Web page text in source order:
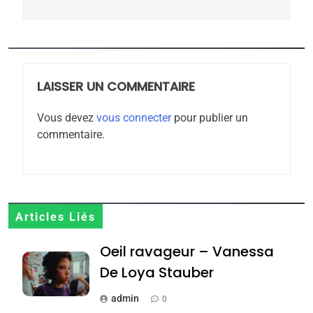
LAISSER UN COMMENTAIRE
Vous devez vous connecterpour publier un
commentaire.
Articles Liés
Oeil ravageur – Vanessa
De Loya Stauber
admin 0
2025, l’année la plus
rapport d’ADL contre
FRANCE ISRAÉL
6
Zrihen-Dvir
7
Jacques Hadida
JUDAISME